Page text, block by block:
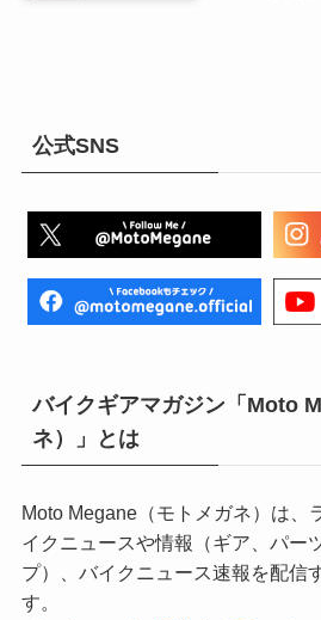
公式SNS
バイクギアマガジン「Moto
ネ）」とは
Moto Megane（モトメガネ）は、
イクニュースや情報（ギア、パー
プ）、バイクニュース速報を配信
す。